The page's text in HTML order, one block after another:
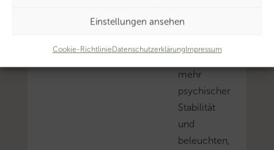
Einstellungen ansehen
Cookie-RichtlinieDatenschutzerklärungImpressum
und
zu
mehr
psychischer
Stabilität
und
beleuchten,